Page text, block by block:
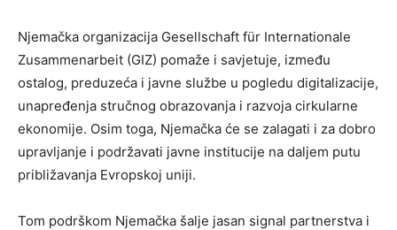
Njemačka organizacija Gesellschaft für Internationale
Zusammenarbeit (GIZ) pomaže i savjetuje, između
ostalog, preduzeća i javne službe u pogledu digitalizacije,
unapređenja stručnog obrazovanja i razvoja cirkularne
ekonomije. Osim toga, Njemačka će se zalagati i za dobro
upravljanje i podržavati javne institucije na daljem putu
približavanja Evropskoj uniji.
Tom podrškom Njemačka šalje jasan signal partnerstva i